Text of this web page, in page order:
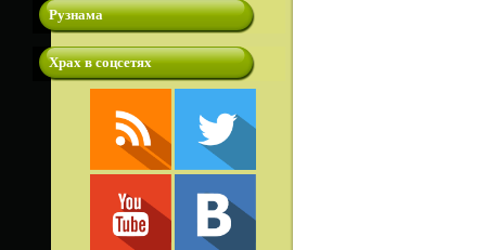
Рузнама
Храх в соцсетях